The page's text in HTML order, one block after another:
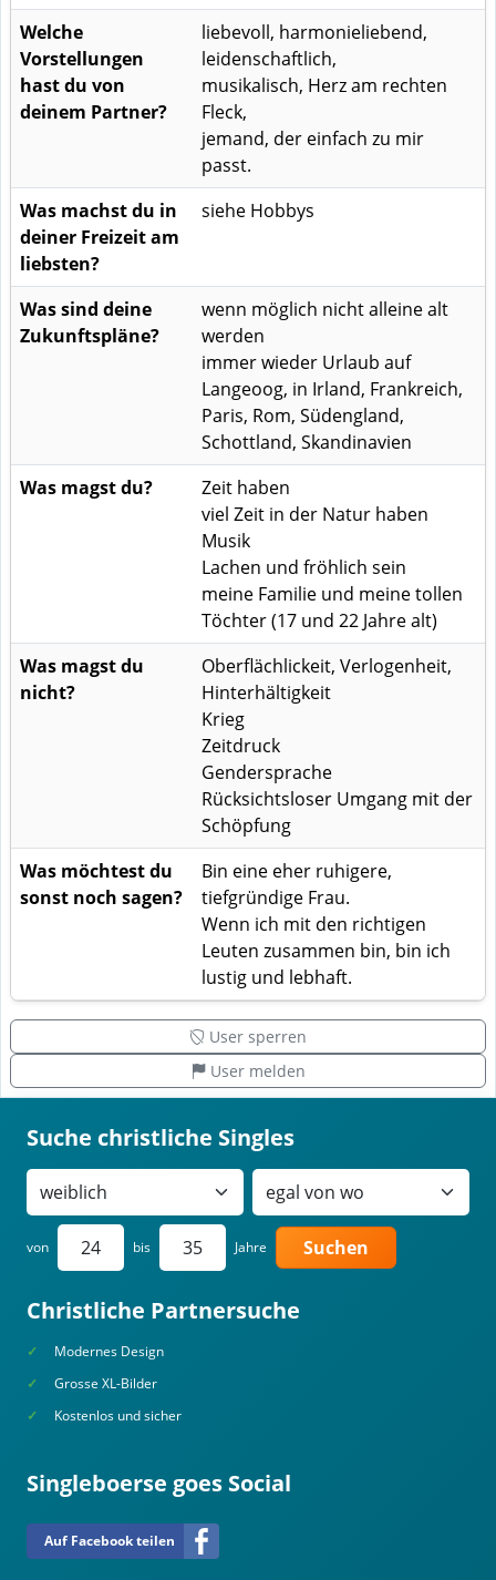
Welche
Vorstellungen
hast du von
deinem Partner?
liebevoll, harmonieliebend,
leidenschaftlich,
musikalisch, Herz am rechten
Fleck,
jemand, der einfach zu mir
passt.
Was machst du in
deiner Freizeit am
liebsten?
siehe Hobbys
Was sind deine
Zukunftspläne?
wenn möglich nicht alleine alt
werden
immer wieder Urlaub auf
Langeoog, in Irland, Frankreich,
Paris, Rom, Südengland,
Schottland, Skandinavien
Was magst du?
Zeit haben
viel Zeit in der Natur haben
Musik
Lachen und fröhlich sein
meine Familie und meine tollen
Töchter (17 und 22 Jahre alt)
Was magst du
nicht?
Oberflächlickeit, Verlogenheit,
Hinterhältigkeit
Krieg
Zeitdruck
Gendersprache
Rücksichtsloser Umgang mit der
Schöpfung
Was möchtest du
sonst noch sagen?
Bin eine eher ruhigere,
tiefgründige Frau.
Wenn ich mit den richtigen
Leuten zusammen bin, bin ich
lustig und lebhaft.
User sperren
User melden
Suche christliche Singles
von bis Jahre Suchen
Christliche Partnersuche
Modernes Design
Grosse XL-Bilder
Kostenlos und sicher
Singleboerse goes Social
Auf Facebook teilen